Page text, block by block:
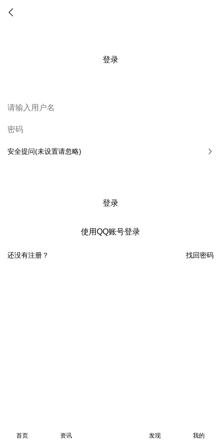
登录
安全提问(未设置请忽略)
登录
使用QQ账号登录
找回密码
还没有注册？
首页 资讯 发现 我的